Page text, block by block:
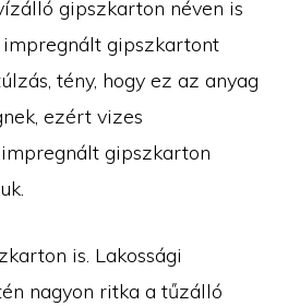
gipszkarton néven is
gipszkartont
tény, hogy ez az anyag
ezért vizes
gipszkarton
is. Lakossági
nagyon ritka a tűzálló